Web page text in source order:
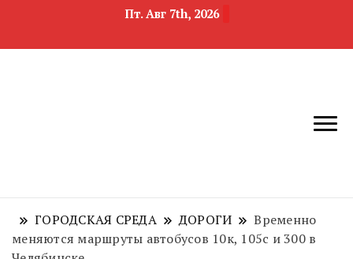
Пт. Авг 7th, 2026
область
недвижимости
ГОРОДСКАЯ СРЕДА ДОРОГИ
Временно
меняются маршруты автобусов 10к, 105с и 300 в